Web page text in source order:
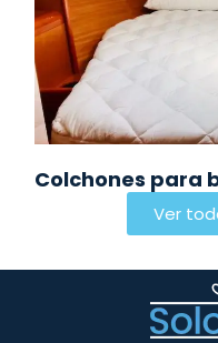
Colchones para
Ver